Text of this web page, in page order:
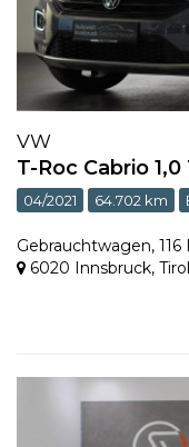
VW
T-Roc Cabrio 1,0
04/2021 64.702 km
Gebrauchtwagen, 116
6020 Innsbruck, Tirol